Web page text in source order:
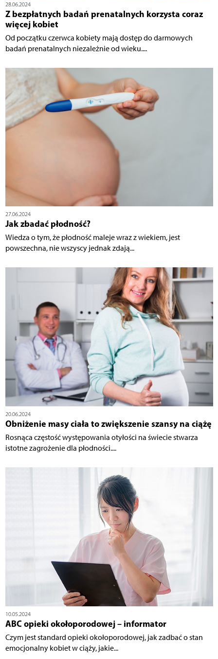
28.06.2024
Z bezpłatnych badań prenatalnych korzysta coraz
więcej kobiet
Od początku czerwca kobiety mają dostęp do darmowych
badań prenatalnych niezależnie od wieku....
27.06.2024
Jak zbadać płodność?
Wiedza o tym, że płodność maleje wraz z wiekiem, jest
powszechna, nie wszyscy jednak zdają...
20.06.2024
Obniżenie masy ciała to zwiększenie szansy na ciążę
Rosnąca częstość występowania otyłości na świecie stwarza
istotne zagrożenie dla płodności....
10.05.2024
ABC opieki okołoporodowej – informator
Czym jest standard opieki okołoporodowej, jak zadbać o stan
emocjonalny kobiet w ciąży, jakie...